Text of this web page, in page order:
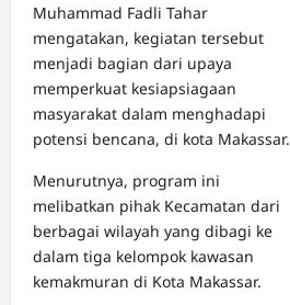
Muhammad Fadli Tahar
mengatakan, kegiatan tersebut
menjadi bagian dari upaya
memperkuat kesiapsiagaan
masyarakat dalam menghadapi
potensi bencana, di kota Makassar.
Menurutnya, program ini
melibatkan pihak Kecamatan dari
berbagai wilayah yang dibagi ke
dalam tiga kelompok kawasan
kemakmuran di Kota Makassar.